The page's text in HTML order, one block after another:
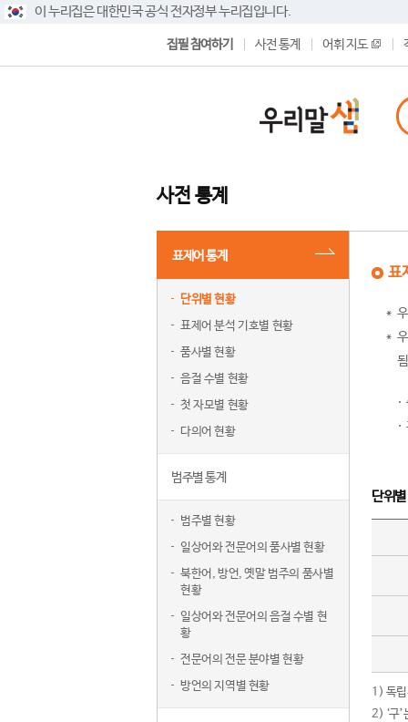
이 누리집은 대한민국 공식 전자정부 누리집입니다.
집필 참여하기 사전 통계 어휘 지도
사전 통계
표제어 통계
단위별 현황
표제어 분석 기호별 현황
품사별 현황
음절 수별 현황
첫 자모별 현황
다의어 현황
범주별 통계
범주별 현황
일상어와 전문어의 품사별 현황
북한어, 방언, 옛말 범주의 품사별
현황
일상어와 전문어의 음절 수별 현
황
전문어의 전문 분야별 현황
방언의 지역별 현황
표
단위
1) 독립
2) ‘구